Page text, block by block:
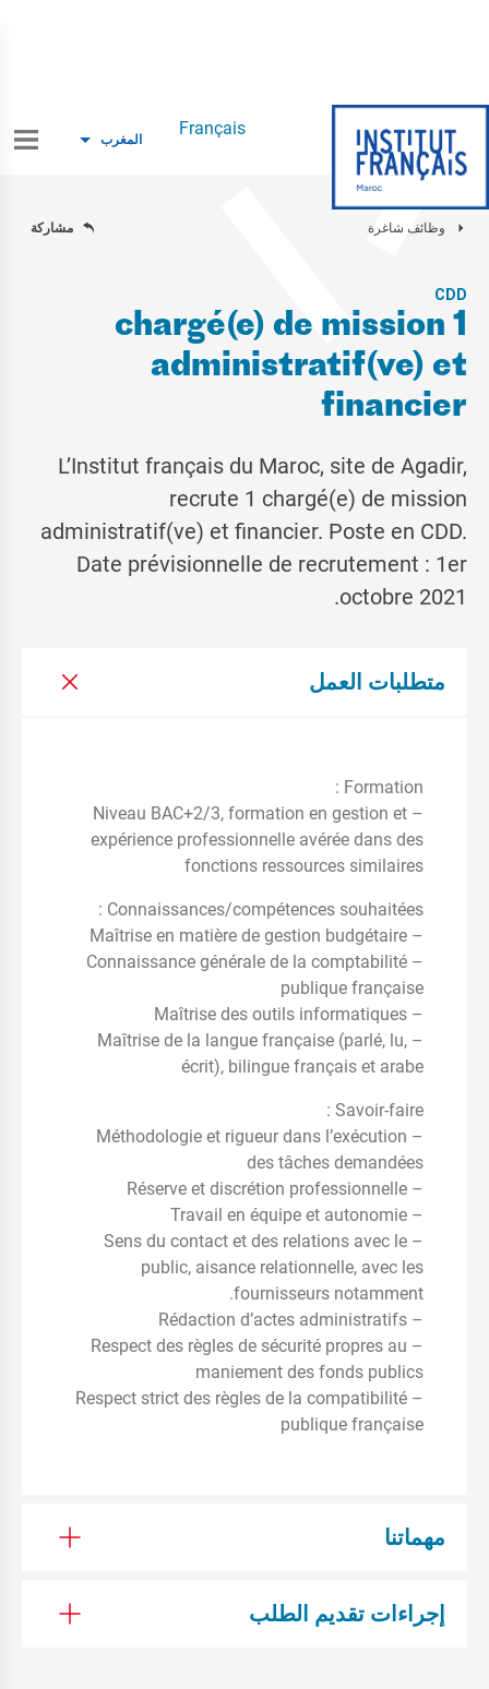
Français
المغرب
وظائف شاغرة مشاركة
CDD
1 chargé(e) de mission
administratif(ve) et
financier
L’Institut français du Maroc, site de Agadir,
recrute 1 chargé(e) de mission
administratif(ve) et financier. Poste en CDD.
Date prévisionnelle de recrutement : 1er
octobre 2021.
متطلبات العمل
Formation :
– Niveau BAC+2/3, formation en gestion et
expérience professionnelle avérée dans des
fonctions ressources similaires
Connaissances/compétences souhaitées :
– Maîtrise en matière de gestion budgétaire
– Connaissance générale de la comptabilité
publique française
– Maîtrise des outils informatiques
– Maîtrise de la langue française (parlé, lu,
écrit), bilingue français et arabe
Savoir-faire :
– Méthodologie et rigueur dans l’exécution
des tâches demandées
– Réserve et discrétion professionnelle
– Travail en équipe et autonomie
– Sens du contact et des relations avec le
public, aisance relationnelle, avec les
fournisseurs notamment.
– Rédaction d’actes administratifs
– Respect des règles de sécurité propres au
maniement des fonds publics
– Respect strict des règles de la compatibilité
publique française
مهماتنا
إجراءات تقديم الطلب